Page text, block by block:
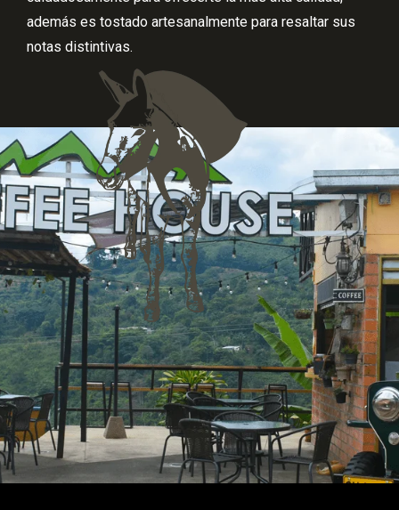
además es tostado artesanalmente para resaltar sus
notas distintivas.